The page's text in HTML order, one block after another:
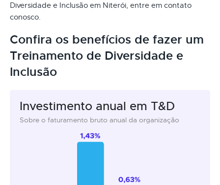
Diversidade e Inclusão em Niterói, entre em contato
conosco.
Confira os benefícios de fazer um
Treinamento de Diversidade e
Inclusão
Investimento anual em T&D
Sobre o faturamento bruto anual da organização